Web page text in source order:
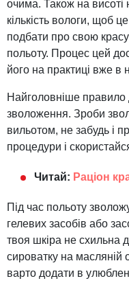
очима. Також на
кількість вологи, щоб
подбати про свою красу
польоту. Процес цей
його на практиці вже в
Найголовніше правило
зволоження. Зроби
вильотом, не забудь і
процедури і
Читай: Раціон
Під час польоту
гелевих засобів або
твоя шкіра не схильна
сироватку на масляній
варто додати в